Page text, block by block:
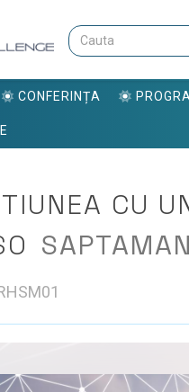
CONFERINȚA
CU